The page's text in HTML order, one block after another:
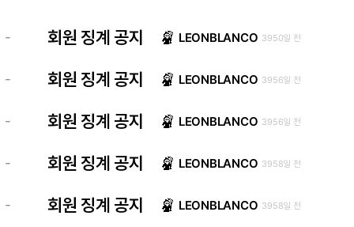
- 회원 징계 공지 LEONBLANCO 3950일 전
- 회원 징계 공지 LEONBLANCO 3956일 전
- 회원 징계 공지 LEONBLANCO 3956일 전
- 회원 징계 공지 LEONBLANCO 3958일 전
- 회원 징계 공지 LEONBLANCO 3958일 전